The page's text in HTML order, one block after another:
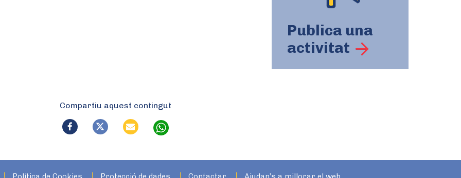
Publica una
activitat
Compartiu aquest contingut